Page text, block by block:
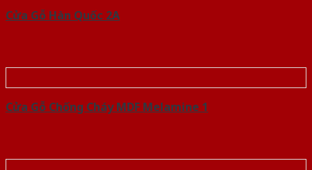
Cửa Gỗ Hàn Quốc 2A
Cửa Gỗ Chống Cháy MDF Melamine 1